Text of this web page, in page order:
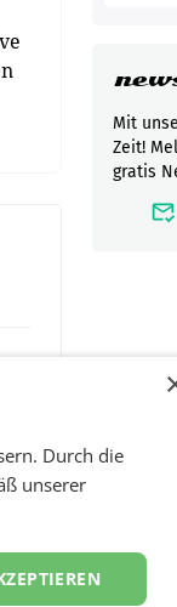
Mit
Zeit!
gratis
mark_email_read
Durch die
unserer